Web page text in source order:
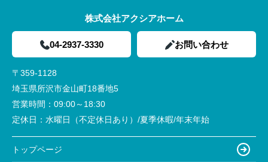
株式会社アクシアホーム
04-2937-3330 お問い合わせ
〒359-1128
埼玉県所沢市金山町18番地5
営業時間： 09:00～18:30
定休日： 水曜日（不定休日あり）/夏季休暇/年末年始
トップページ